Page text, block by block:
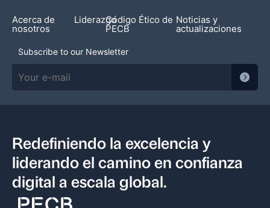
Acerca de
nosotros
LiderazgoCódigo Ético de
PECB
Noticias y
actualizaciones
Subscribe to our Newsletter
Redefiniendo la excelencia y
liderando el camino en confianza
digital a escala global.